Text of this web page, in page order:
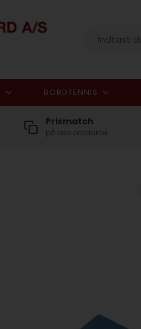
BORDTENNIS
Prismatch
på alle produkter